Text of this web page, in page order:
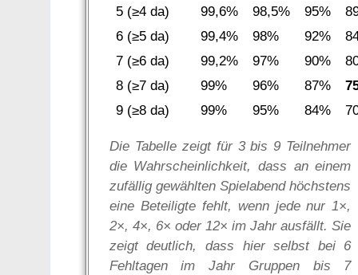
5 (≥4 da)
99,6% 98,5% 95%
6 (≥5 da)
99,4% 98% 92%
7 (≥6 da)
99,2% 97% 90%
8 (≥7 da)
99% 96% 87%
9 (≥8 da)
99% 95% 84%
Die Tabelle zeigt für 3 bis 9 Teilnehmer
die Wahrscheinlichkeit, dass an einem
zufällig gewählten Spielabend höchstens
eine Beteiligte fehlt, wenn jede nur 1×,
2×, 4×, 6× oder 12× im Jahr ausfällt. Sie
zeigt deutlich, dass hier selbst bei 6
Fehltagen im Jahr Gruppen bis 7